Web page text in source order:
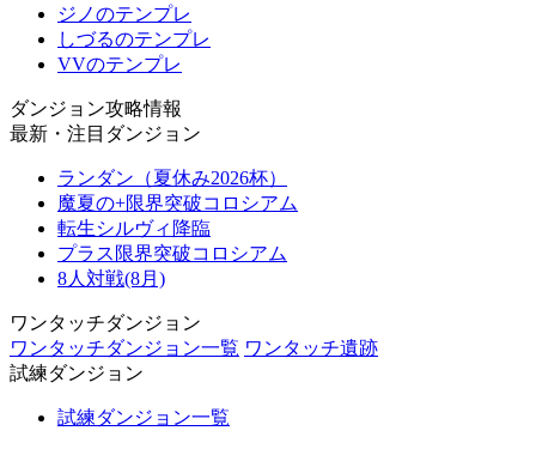
ジノのテンプレ
しづるのテンプレ
VVのテンプレ
ダンジョン攻略情報
最新・注目ダンジョン
ランダン（夏休み2026杯）
魔夏の+限界突破コロシアム
転生シルヴィ降臨
プラス限界突破コロシアム
8人対戦(8月)
ワンタッチダンジョン
ワンタッチダンジョン一覧 ワンタッチ遺跡
試練ダンジョン
試練ダンジョン一覧